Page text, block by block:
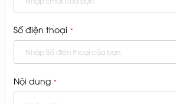
Số điện thoại *
Nội dung *